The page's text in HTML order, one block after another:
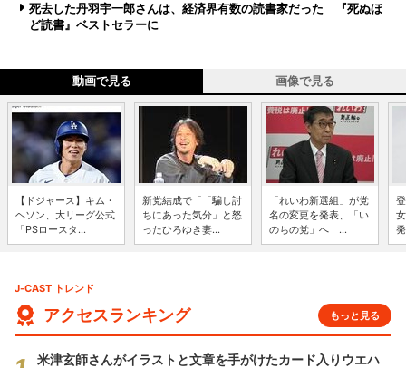
死去した丹羽宇一郎さんは、経済界有数の読書家だった 『死ぬほ
ど読書』ベストセラーに
動画で見る 画像で見る
【ドジャース】キム・
ヘソン、大リーグ公式
「PSロースタ...
新党結成で「「騙し討
ちにあった気分」と怒
ったひろゆき妻...
「れいわ新選組」が党
名の変更を発表、「い
のちの党」へ ...
J-CAST トレンド
アクセスランキング もっと見る
米津玄師さんがイラストと文章を手がけたカード入りウエハ